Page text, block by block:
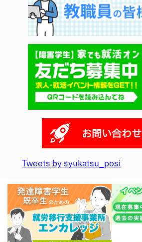
お問い合わせ
Tweets by syukatsu_posi